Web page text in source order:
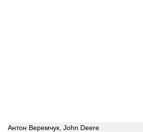
Антон Веремчук, John Deere